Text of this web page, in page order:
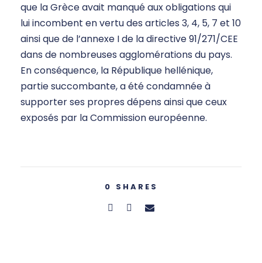
que la Grèce avait manqué aux obligations qui
lui incombent en vertu des articles 3, 4, 5, 7 et 10
ainsi que de l’annexe I de la directive 91/271/CEE
dans de nombreuses agglomérations du pays.
En conséquence, la République hellénique,
partie succombante, a été condamnée à
supporter ses propres dépens ainsi que ceux
exposés par la Commission européenne.
0 SHARES